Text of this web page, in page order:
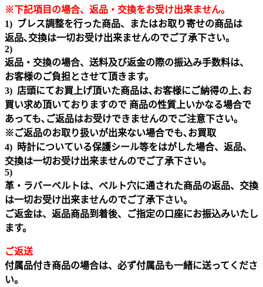
※下記項目の場合、返品・交換をお受け出来ません｡
1) ブレス調整を行った商品、またはお取り寄せの商品は
返品､交換は一切お受け出来ませんのでご了承下さい。
2)
返品・交換の場合、送料及び返金の際の振込み手数料は、
お客様のご負担とさせて頂きます。
3) 店頭にてお買上げ頂いた商品は､お客様にご納得の上､お
買い求め頂いておりますので 商品の性質上いかなる場合で
あっても､ご返品はお受けできませんのでご注意下さい｡
※ご返品のお取り扱いが出来ない場合でも､お買取
4) 時計についている保護シール等をはがした場合、返品、
交換は一切お受け出来ませんのでご了承下さい。
5)
革・ラバーベルトは、ベルト穴に通された商品の返品、交換
は一切お受け出来ませんのでご了承下さい。
ご返金は、返品商品到着後、ご指定の口座にお振込みいたし
ます。
ご返送
付属品付き商品の場合は、必ず付属品も一緒に送ってくださ
い。